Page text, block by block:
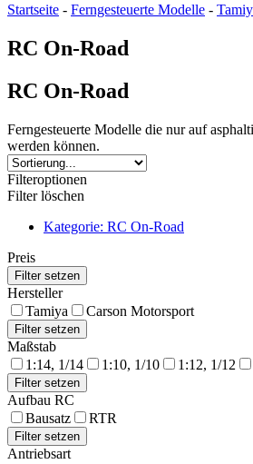
Startseite - Ferngesteuerte Modelle -
RC On-Road
RC On-Road
Ferngesteuerte Modelle die nur auf
werden können.
Filteroptionen
Filter löschen
Kategorie: RC On-Road
Preis
Hersteller
Tamiya
Carson Motorsport
Maßstab
1:14, 1/14
1:10, 1/10 1:12, 1/12
Aufbau RC
Bausatz
RTR
Antriebsart